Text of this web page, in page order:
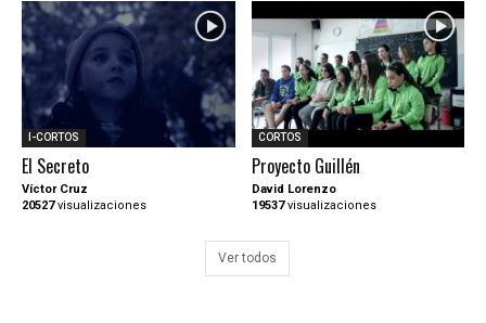
I-CORTOS
El Secreto
Víctor Cruz
20527visualizaciones
CORTOS
Proyecto Guillén
David Lorenzo
19537visualizaciones
Ver todos